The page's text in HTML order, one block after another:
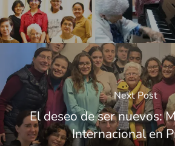
Next Post
El deseo de ser nuevos:
Internacional en